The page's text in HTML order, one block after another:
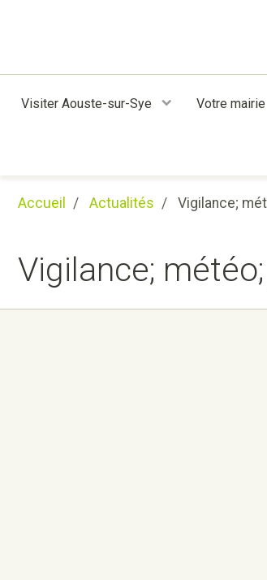
Visiter Aouste-sur-Sye Votre mairie
Accueil Actualités Vigilance;
Vigilance;